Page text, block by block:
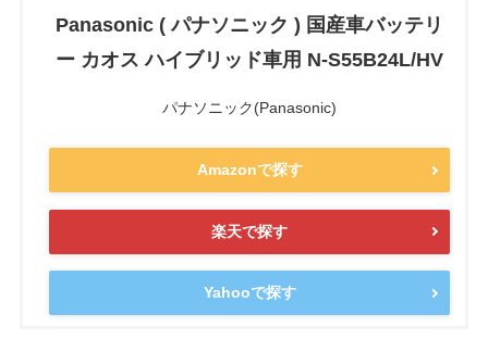
Panasonic ( パナソニック ) 国産車バッテリ
ー カオス ハイブリッド車用 N-S55B24L/HV
パナソニック(Panasonic)
Amazonで探す
楽天で探す
Yahooで探す